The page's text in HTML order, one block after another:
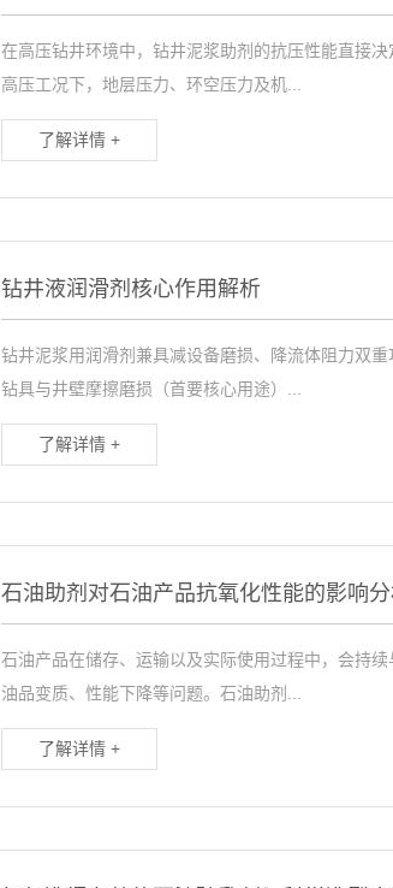
在高压钻井环境中，钻井泥浆助剂的抗压性能直接
高压工况下，地层压力、环空压力及机...
了解详情 +
钻井液润滑剂核心作用解析
钻井泥浆用润滑剂兼具减设备磨损、降流体阻力双
钻具与井壁摩擦磨损（首要核心用途）...
了解详情 +
石油助剂对石油产品抗氧化性能的影响
石油产品在储存、运输以及实际使用过程中，会持
油品变质、性能下降等问题。石油助剂...
了解详情 +